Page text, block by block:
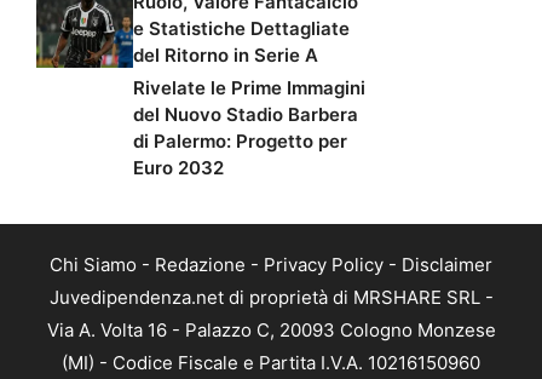
e Statistiche Dettagliate
del Ritorno in Serie A
Rivelate le Prime Immagini
del Nuovo Stadio Barbera
di Palermo: Progetto per
Euro 2032
Chi Siamo - Redazione - Privacy Policy - Disclaimer
Juvedipendenza.net di proprietà di MRSHARE SRL -
Via A. Volta 16 - Palazzo C, 20093 Cologno Monzese
(MI) - Codice Fiscale e Partita I.V.A. 10216150960